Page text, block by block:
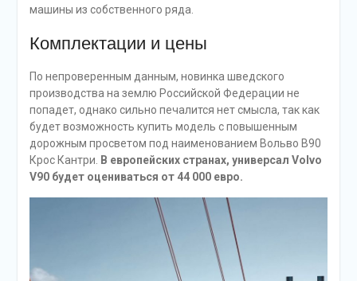
машины из собственного ряда.
Комплектации и цены
По непроверенным данным, новинка шведского
производства на землю Российской Федерации не
попадет, однако сильно печалится нет смысла, так как
будет возможность купить модель с повышенным
дорожным просветом под наименованием Вольво В90
Крос Кантри.
В европейских странах, универсал Volvo
V90 будет оцениваться от 44 000 евро.